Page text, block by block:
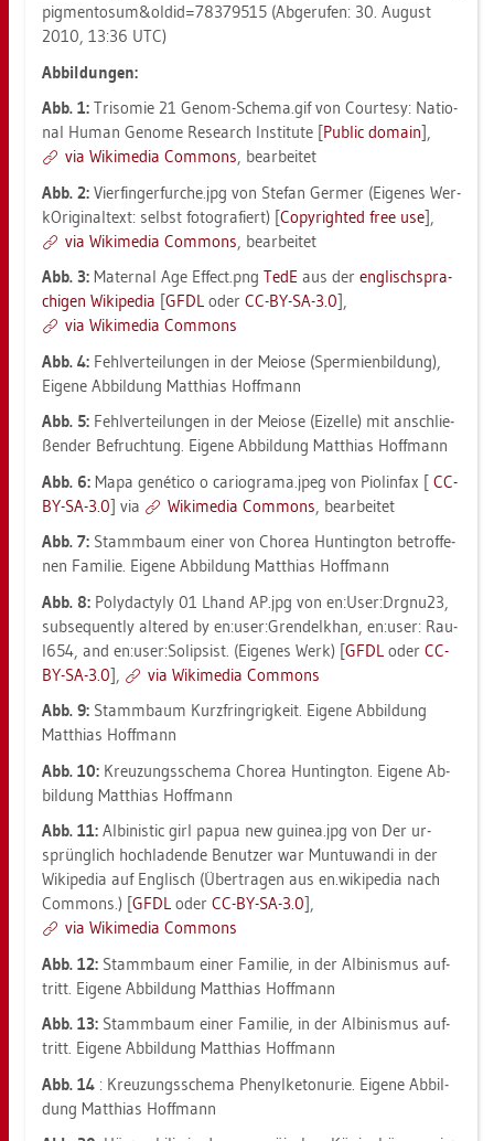
pig­men­to­sum&​old​id=783​7951​5 (Ab­ge­ru­fen: 30. Au­gust
2010, 13:36 UTC)
Ab­bil­dun­gen:
Abb. 1: Tri­so­mie 21 Genom-Sche­ma.gif von Cour­te­sy: Na­tio­
nal Human Ge­no­me Re­se­arch In­sti­tu­te [Pu­blic do­main],
via Wi­ki­me­dia Com­mons, be­ar­bei­tet
Abb. 2: Vier­fin­ger­fur­che.jpg von Ste­fan Ger­mer (Ei­ge­nes Wer­
kO­ri­gi­nal­text: selbst fo­to­gra­fiert) [Co­py­righ­ted free use],
via Wi­ki­me­dia Com­mons, be­ar­bei­tet
Abb. 3: Ma­ter­nal Age Ef­fect.png TedE aus der eng­lisch­spra­
chi­gen Wi­ki­pe­dia [GFDL oder CC-BY-SA-3.0],
via Wi­ki­me­dia Com­mons
Abb. 4: Fehl­ver­tei­lun­gen in der Mei­o­se (Sper­mi­en­bil­dung),
Ei­ge­ne Ab­bil­dung Mat­thi­as Hoff­mann
Abb. 5: Fehl­ver­tei­lun­gen in der Mei­o­se (Ei­zel­le) mit an­schlie­
ßen­der Be­fruch­tung. Ei­ge­ne Ab­bil­dung Mat­thi­as Hoff­mann
Abb. 6: Mapa genético o ca­rio­gra­ma.jpeg von Piolin­fax [ CC-
BY-SA-3.0] via Wi­ki­me­dia Com­mons, be­ar­bei­tet
Abb. 7: Stamm­baum einer von Cho­rea Hun­ting­ton be­trof­fe­
nen Fa­mi­lie. Ei­ge­ne Ab­bil­dung Mat­thi­as Hoff­mann
Abb. 8: Po­lydac­ty­ly 01 Lhand AP.​jpg von en:User:Drg­nu23,
sub­se­quent­ly al­te­red by en:user:Gren­delk­han, en:user: Rau­
l654, and en:user:So­lip­sist. (Ei­ge­nes Werk) [GFDL oder CC-
BY-SA-3.0],
via Wi­ki­me­dia Com­mons
Abb. 9: Stamm­baum Kurz­fring­rig­keit. Ei­ge­ne Ab­bil­dung
Mat­thi­as Hoff­mann
Abb. 10: Kreu­zungs­sche­ma Cho­rea Hun­ting­ton. Ei­ge­ne Ab­
bil­dung Mat­thi­as Hoff­mann
Abb. 11: Al­bi­nis­tic girl papua new gui­nea.jpg von Der ur­
sprüng­lich hoch­la­den­de Be­nut­zer war Mun­tu­wan­di in der
Wi­ki­pe­dia auf Eng­lisch (Über­tra­gen aus en.​wi­ki­pe­dia nach
Com­mons.) [GFDL oder CC-BY-SA-3.0],
via Wi­ki­me­dia Com­mons
Abb. 12: Stamm­baum einer Fa­mi­lie, in der Al­bi­nis­mus auf­
tritt. Ei­ge­ne Ab­bil­dung Mat­thi­as Hoff­mann
Abb. 13: Stamm­baum einer Fa­mi­lie, in der Al­bi­nis­mus auf­
tritt. Ei­ge­ne Ab­bil­dung Mat­thi­as Hoff­mann
Abb. 14 : Kreu­zungs­sche­ma Phe­nyl­ke­tonu­rie. Ei­ge­ne Ab­bil­
dung Mat­thi­as Hoff­mann